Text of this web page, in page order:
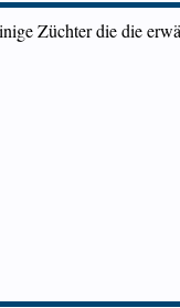
Züchter die die